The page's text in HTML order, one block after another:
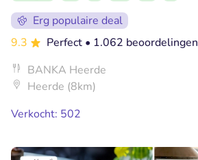
Erg populaire deal
9.3
Perfect • 1.062 beoordelingen
BANKA Heerde
Heerde (8km)
Verkocht: 502